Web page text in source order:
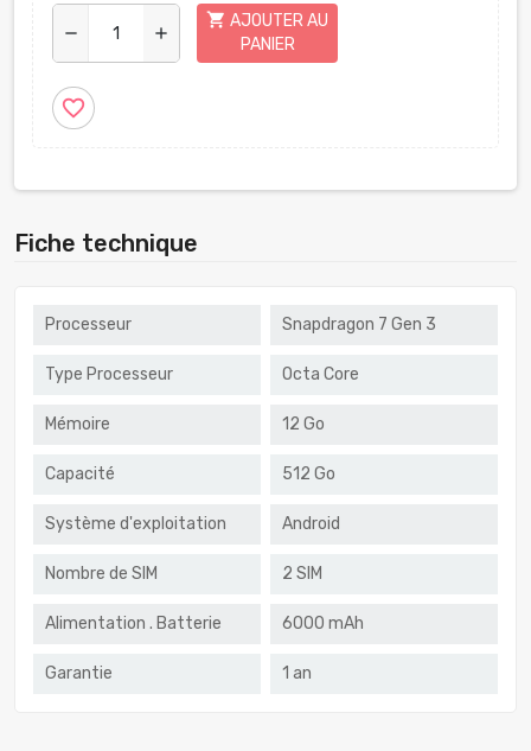
remove add
shopping_cart AJOUTER AU
PANIER
favorite_border
Fiche technique
Processeur Snapdragon 7 Gen 3
Type Processeur Octa Core
Mémoire 12 Go
Capacité 512 Go
Système d'exploitation Android
Nombre de SIM 2 SIM
Alimentation . Batterie 6000 mAh
Garantie 1 an